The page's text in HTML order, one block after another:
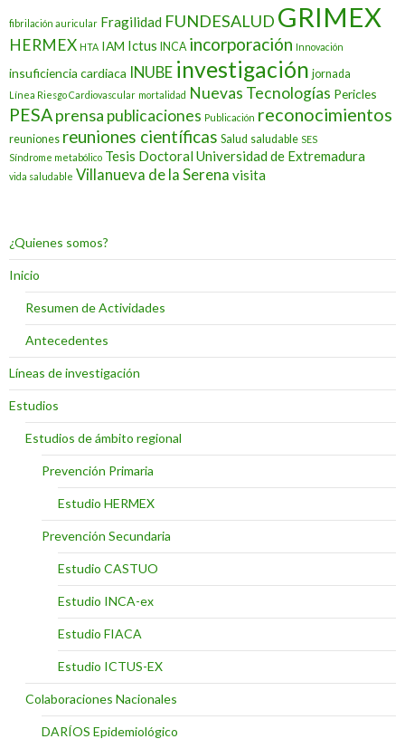
fibrilación auricular Fragilidad FUNDESALUD GRIMEX
HERMEX HTA IAM Ictus INCA incorporación Innovación
insuficiencia cardiaca INUBE investigación jornada
Línea Riesgo Cardiovascular mortalidad Nuevas Tecnologías Pericles
PESAprensa publicaciones Publicación reconocimientos
reuniones reuniones científicas Salud saludable SES
Síndrome metabólico Tesis Doctoral Universidad de Extremadura
vida saludable Villanueva de la Serena visita
¿Quienes somos?
Inicio
Resumen de Actividades
Antecedentes
Líneas de investigación
Estudios
Estudios de ámbito regional
Prevención Primaria
Estudio HERMEX
Prevención Secundaria
Estudio CASTUO
Estudio INCA-ex
Estudio FIACA
Estudio ICTUS-EX
Colaboraciones Nacionales
DARÍOS Epidemiológico